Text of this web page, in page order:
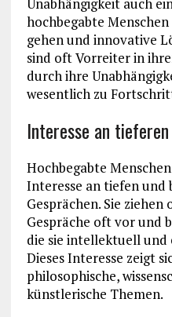
hochbegabte
gehen und innovative
sind oft Vorreiter in
durch ihre
wesentlich zu
Interesse an
Hochbegabte
Interesse an tiefen und
Gesprächen. Sie
Gespräche oft vor und
die sie intellektuell
Dieses Interesse zeigt
philosophische,
künstlerische Themen.